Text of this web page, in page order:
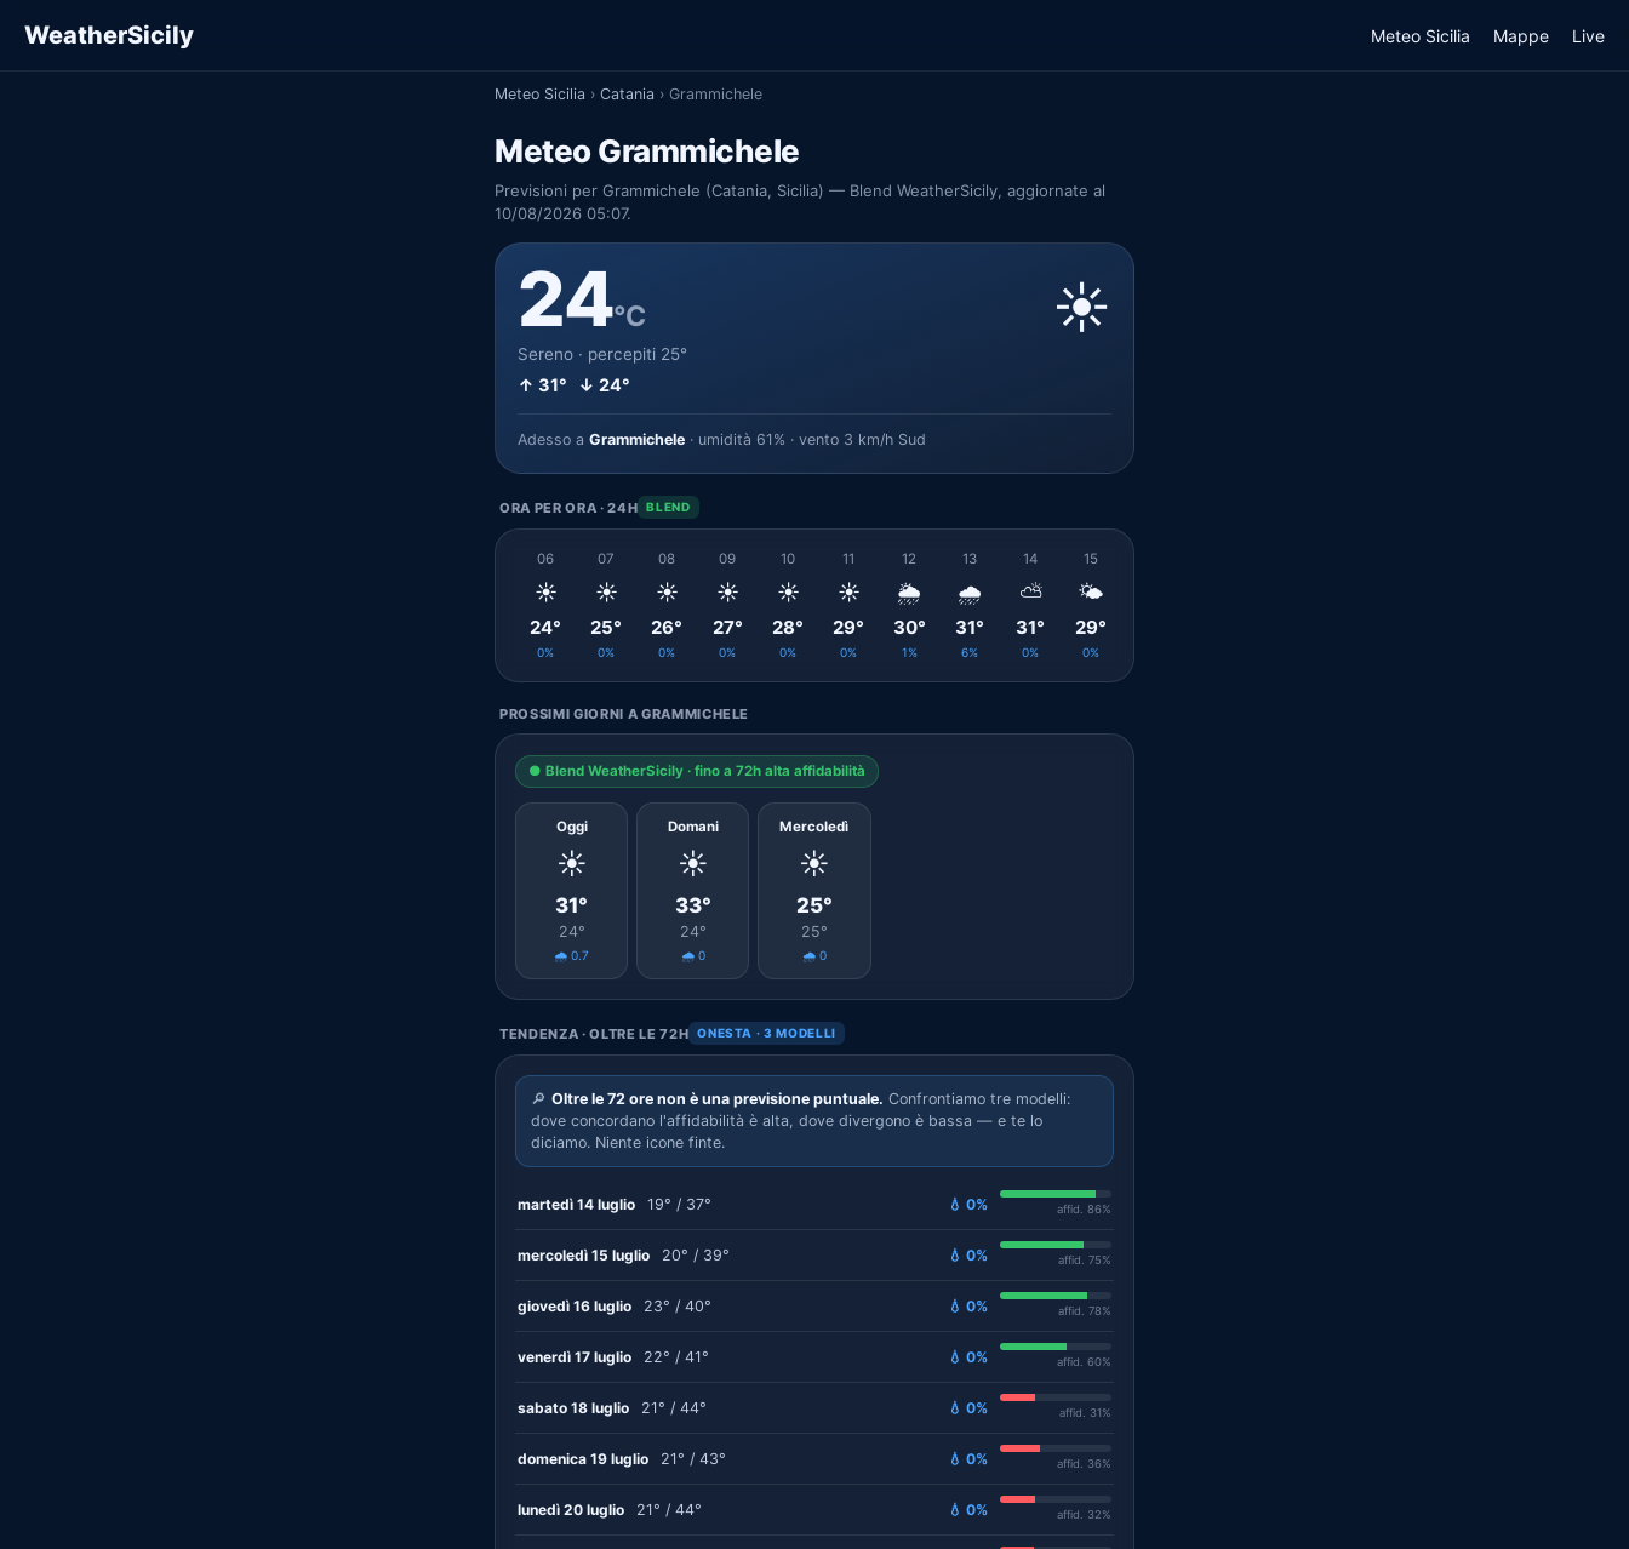
WeatherSicily Meteo Sicilia Mappe Live
Meteo Sicilia › Catania › Grammichele
Meteo Grammichele
Previsioni per Grammichele (Catania, Sicilia) — Blend WeatherSicily, aggiornate al
10/08/2026 05:07.
24°C
Sereno · percepiti 25°
↑ 31° ↓ 24°
☀️
Adesso a Grammichele · umidità 61% · vento 3 km/h Sud
ORA PER ORA · 24H BLEND
06
☀️
24°
0%
07
☀️
25°
0%
08
☀️
26°
0%
09
☀️
27°
0%
10
☀️
28°
0%
11
☀️
29°
0%
12
🌦️
30°
1%
13
🌧️
31°
6%
14
⛅
31°
0%
15
🌤️
29°
0%
PROSSIMI GIORNI A GRAMMICHELE
● Blend WeatherSicily · fino a 72h alta affidabilità
Oggi
☀️
31°
24°
🌧️ 0.7
Domani
☀️
33°
24°
🌧️ 0
Mercoledì
☀️
25°
25°
🌧️ 0
TENDENZA · OLTRE LE 72H ONESTA · 3 MODELLI
🔎 Oltre le 72 ore non è una previsione puntuale. Confrontiamo tre modelli:
dove concordano l'affidabilità è alta, dove divergono è bassa — e te lo
diciamo. Niente icone finte.
martedì 14 luglio 19° / 37° 💧 0% affid. 86%
mercoledì 15 luglio 20° / 39° 💧 0% affid. 75%
giovedì 16 luglio 23° / 40° 💧 0% affid. 78%
venerdì 17 luglio 22° / 41° 💧 0% affid. 60%
sabato 18 luglio 21° / 44° 💧 0% affid. 31%
domenica 19 luglio 21° / 43° 💧 0% affid. 36%
lunedì 20 luglio 21° / 44° 💧 0% affid. 32%